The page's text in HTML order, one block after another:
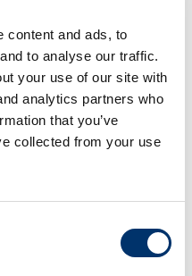
content and ads, to
to analyse our traffic.
your use of our site with
analytics partners who
that you’ve
collected from your use
AJOUTER
AU PANIER
€100,00
AJOUTER